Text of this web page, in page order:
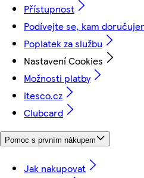
Přístupnost
Podívejte se, kam
Poplatek za službu
Nastavení Cookies
Možnosti platby
itesco.cz
Clubcard
Pomoc s prvním nákupem
Jak nakupovat